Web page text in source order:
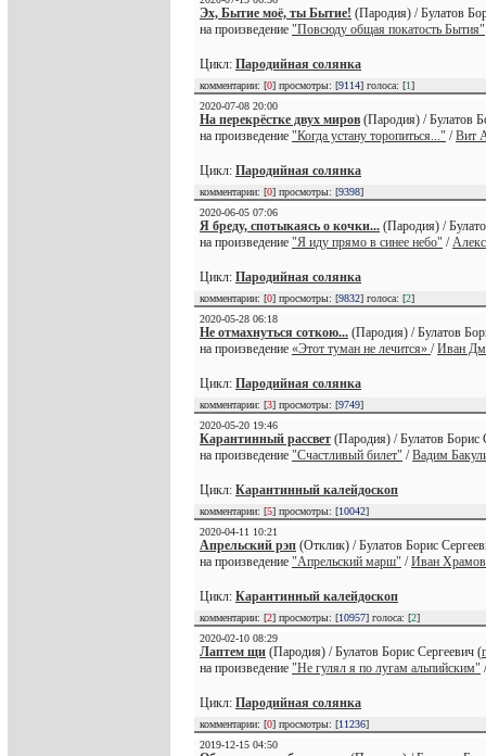
Эх, Бытие моё, ты Бытие! (Пародия) / Булатов
на произведение "Повсюду общая покатость Бытия"
Цикл: Пародийная солянка
комментарии: [0] просмотры: [9114] голоса: [1]
2020-07-08 20:00
На перекрёстке двух миров (Пародия) / Булатов
на произведение "Когда устану торопиться..." /Вит
Цикл: Пародийная солянка
комментарии: [0] просмотры: [9398]
2020-06-05 07:06
Я бреду, спотыкаясь о кочки... (Пародия) /
на произведение "Я иду прямо в синее небо" /
Цикл: Пародийная солянка
комментарии: [0] просмотры: [9832] голоса: [2]
2020-05-28 06:18
Не отмахнуться соткою... (Пародия) / Булатов
на произведение «Этот туман не лечится» /Иван
Цикл: Пародийная солянка
комментарии: [3] просмотры: [9749]
2020-05-20 19:46
Карантинный рассвет (Пародия) / Булатов Борис
на произведение "Счастливый билет" /Вадим
Цикл: Карантинный калейдоскоп
комментарии: [5] просмотры: [10042]
2020-04-11 10:21
Апрельский рэп (Отклик) / Булатов Борис
на произведение "Апрельский марш" /Иван
Цикл: Карантинный калейдоскоп
комментарии: [2] просмотры: [10957] голоса: [2]
2020-02-10 08:29
Лаптем щи (Пародия) / Булатов Борис Сергеевич (
на произведение "Не гулял я по лугам альпийским"
Цикл: Пародийная солянка
комментарии: [0] просмотры: [11236]
2019-12-15 04:50